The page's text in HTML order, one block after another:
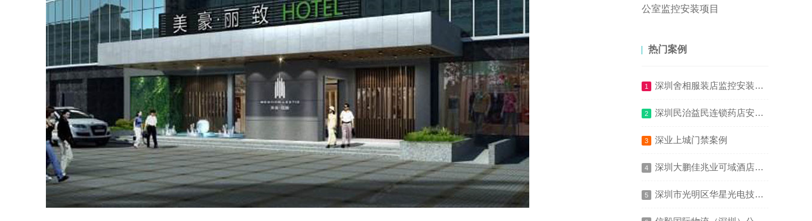
公室监控安装项目
热门案例
1 深圳舍相服装店监控安装案例
2 深圳民治益民连锁药店安装监控项目
3 深业上城门禁案例
4 深圳大鹏佳兆业可域酒店安装监控案例
5 深圳市光明区华星光电技术有限公司道闸系统安装项目